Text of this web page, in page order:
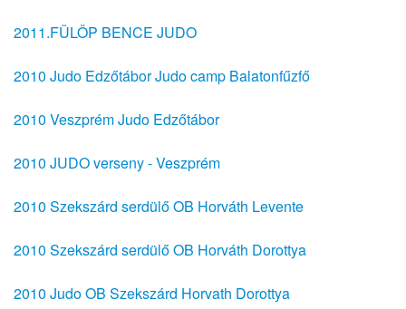
2011.FÜLÖP BENCE JUDO
2010 Judo Edzőtábor Judo camp Balatonfűzfő
2010 Veszprém Judo Edzőtábor
2010 JUDO verseny - Veszprém
2010 Szekszárd serdülő OB Horváth Levente
2010 Szekszárd serdülő OB Horváth Dorottya
2010 Judo OB Szekszárd Horvath Dorottya